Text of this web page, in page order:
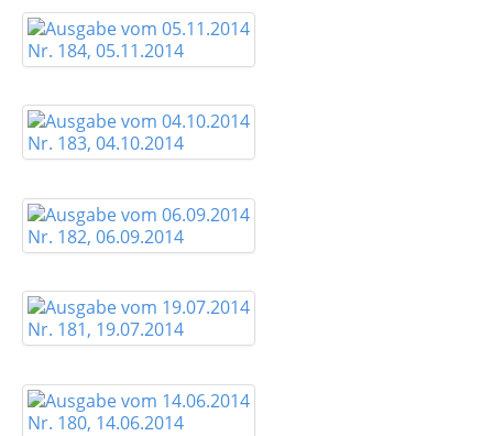
Nr. 184, 05.11.2014
Nr. 183, 04.10.2014
Nr. 182, 06.09.2014
Nr. 181, 19.07.2014
Nr. 180, 14.06.2014